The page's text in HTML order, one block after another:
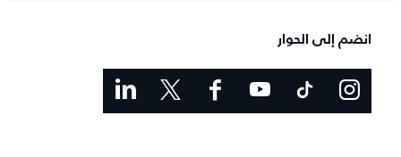
انضم إلى الحوار